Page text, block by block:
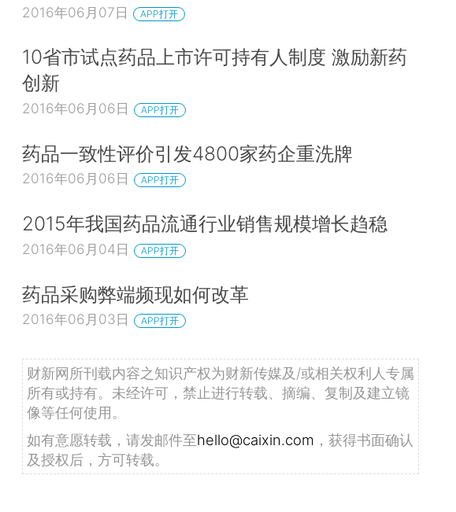
2016年06月07日 APP打开
10省市试点药品上市许可持有人制度 激励新药
创新
2016年06月06日 APP打开
药品一致性评价引发4800家药企重洗牌
2016年06月06日 APP打开
2015年我国药品流通行业销售规模增长趋稳
2016年06月04日 APP打开
药品采购弊端频现如何改革
2016年06月03日 APP打开
财新网所刊载内容之知识产权为财新传媒及/或相关权利人专属
所有或持有。未经许可，禁止进行转载、摘编、复制及建立镜
像等任何使用。
如有意愿转载，请发邮件至hello@caixin.com ，获得书面确认
及授权后，方可转载。